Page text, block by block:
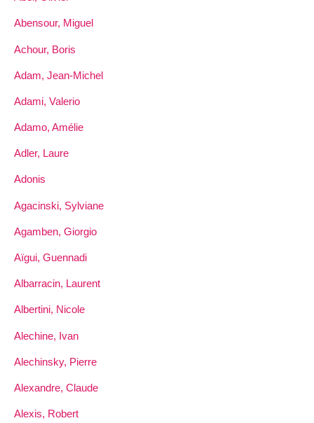
Abensour, Miguel
Achour, Boris
Adam, Jean-Michel
Adami, Valerio
Adamo, Amélie
Adler, Laure
Adonis
Agacinski, Sylviane
Agamben, Giorgio
Aïgui, Guennadi
Albarracin, Laurent
Albertini, Nicole
Alechine, Ivan
Alechinsky, Pierre
Alexandre, Claude
Alexis, Robert